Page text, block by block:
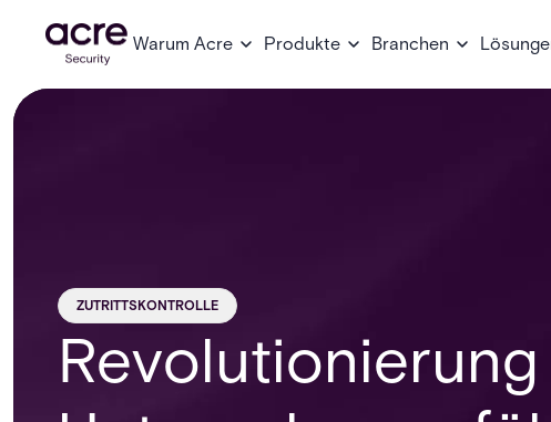
Warum Acre Produkte Branchen
ZUTRITTSKONTROLLE